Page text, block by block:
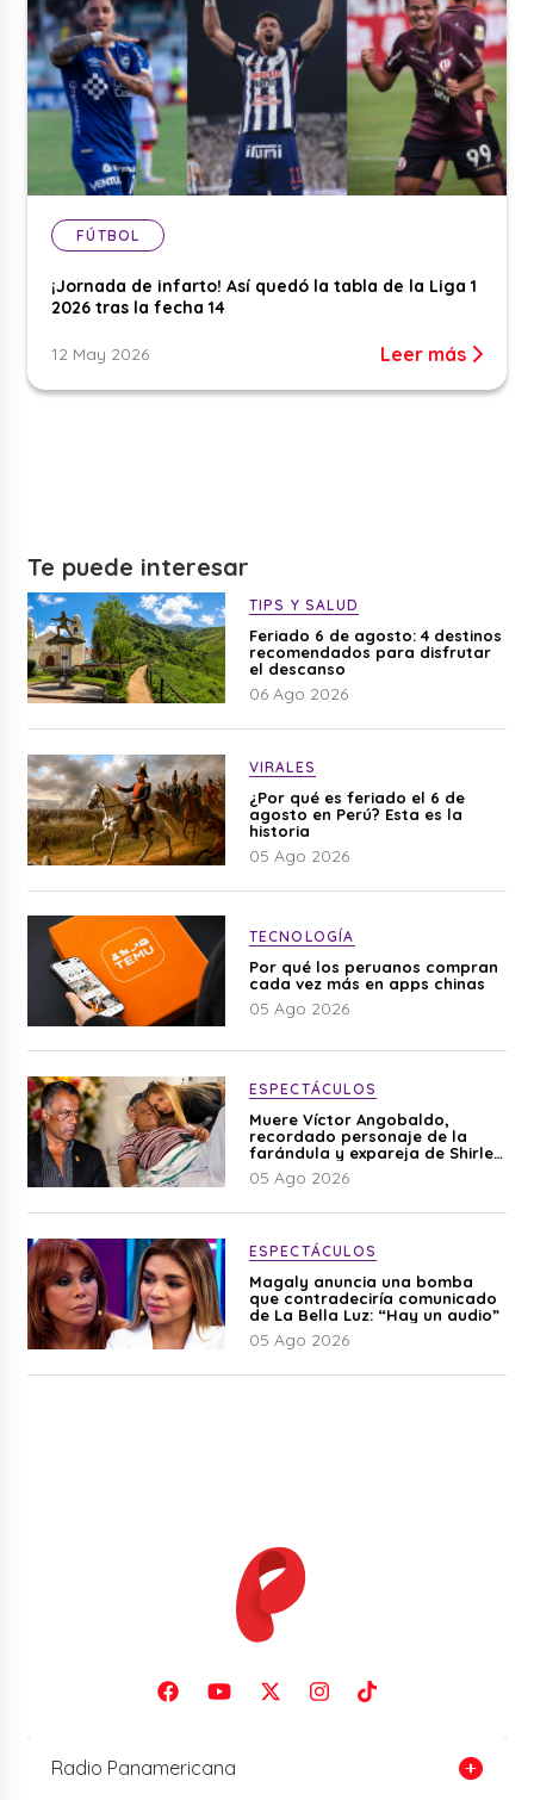
FÚTBOL
¡Jornada de infarto! Así quedó la tabla de la Liga 1
2026 tras la fecha 14
12 May 2026 Leer más
Te puede interesar
TIPS Y SALUD
Feriado 6 de agosto: 4 destinos
recomendados para disfrutar
el descanso
06 Ago 2026
VIRALES
¿Por qué es feriado el 6 de
agosto en Perú? Esta es la
historia
05 Ago 2026
TECNOLOGÍA
Por qué los peruanos compran
cada vez más en apps chinas
05 Ago 2026
ESPECTÁCULOS
Muere Víctor Angobaldo,
recordado personaje de la
farándula y expareja de Shirley
Cherres
05 Ago 2026
ESPECTÁCULOS
Magaly anuncia una bomba
que contradeciría comunicado
de La Bella Luz: “Hay un audio”
05 Ago 2026
Radio Panamericana